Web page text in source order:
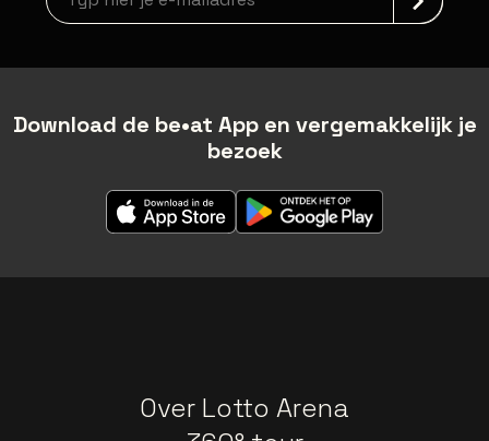
Download de be•at App en vergemakkelijk je
bezoek
Over Lotto Arena